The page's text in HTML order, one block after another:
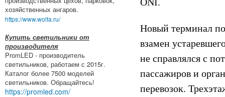
хозяйственных ангаров.
https://www.wolta.ru/
Купить светильники от
производителя
PromLED - производитель
светильников, работаем с 2015г.
Каталог более 7500 моделей
светильников. Обращайтесь!
https://promled.com/
Новый терминал
взамен
не справлялся с
пассажиров и
перевозок.